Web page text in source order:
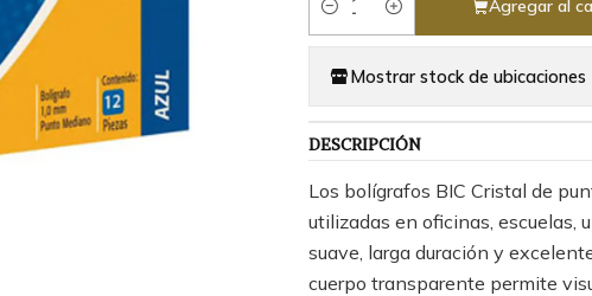
Cantidad
Agregar al
Mostrar stock de ubicaciones
DESCRIPCIÓN
Los bolígrafos BIC Cristal de
utilizadas en oficinas, escuelas,
suave, larga duración y
cuerpo transparente permite